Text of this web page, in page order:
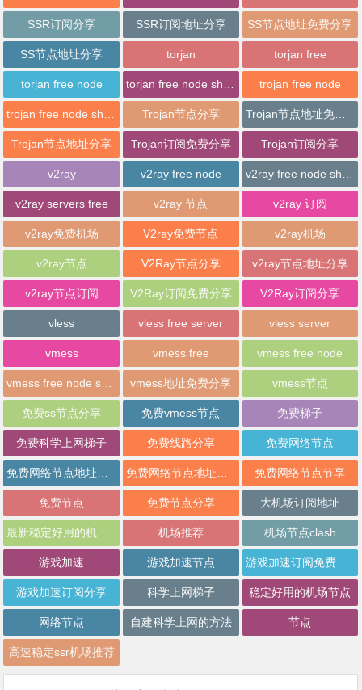
SSR订阅分享 SSR订阅地址分享 SS节点地址免费分享
SS节点地址分享 torjan torjan free
torjan free node trojan free node
Trojan节点分享 Trojan节点地址免费分享
Trojan节点地址分享 Trojan订阅免费分享 Trojan订阅分享
v2ray v2ray free node
v2ray servers free v2ray 节点 v2ray 订阅
v2ray免费机场 V2ray免费节点 v2ray机场
v2ray节点 V2Ray节点分享 v2ray节点地址分享
v2ray节点订阅 V2Ray订阅免费分享 V2Ray订阅分享
vless vless free server vless server
vmess vmess free vmess free node
vmess地址免费分享 vmess节点
免费ss节点分享 免费vmess节点 免费梯子
免费科学上网梯子 免费线路分享 免费网络节点
免费网络节点节享
免费节点 免费节点分享 大机场订阅地址
机场推荐 机场节点clash
游戏加速 游戏加速节点 游戏加速订阅免费分享
游戏加速订阅分享 科学上网梯子 稳定好用的机场节点
网络节点 自建科学上网的方法 节点
高速稳定ssr机场推荐